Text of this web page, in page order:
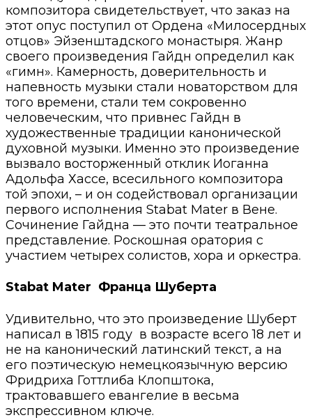
композитора свидетельствует, что заказ на
этот опус поступил от Ордена «Милосердных
отцов» Эйзенштадского монастыря. Жанр
своего произведения Гайдн определил как
«гимн». Камерность, доверительность и
напевность музыки стали новаторством для
того времени, стали тем сокровенно
человеческим, что привнес Гайдн в
художественные традиции канонической
духовной музыки. Именно это произведение
вызвало восторженный отклик Иоганна
Адольфа Хассе, всесильного композитора
той эпохи, – и он содействовал организации
первого исполнения Stabat Mater в Вене.
Сочинение Гайдна — это почти театральное
представление. Роскошная оратория с
участием четырех солистов, хора и оркестра.
Stabat Mater Франца Шуберта
Удивительно, что это произведение Шуберт
написал в 1815 году в возрасте всего 18 лет и
не на канонический латинский текст, а на
его поэтическую немецкоязычную версию
Фридриха Готтлиба Клопштока,
трактовавшего евангелие в весьма
экспрессивном ключе.